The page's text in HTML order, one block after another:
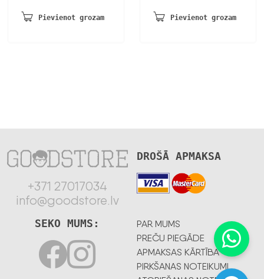
Pievienot grozam
bija:
ir:
Pievienot grozam
+371 27017034
info@goodstore.lv
DROŠĀ APMAKSA
PAR MUMS
PREČU PIEGĀDE
APMAKSAS KĀRTĪBA
PIRKŠANAS NOTEIKUMI
SEKO MUMS: